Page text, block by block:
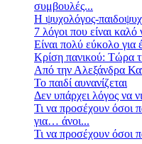
συμβουλές...
Η ψυχολόγος-
7 λόγοι που είναι
Είναι πολύ εύκολο για
Κρίση πανικού: Τώρα
Από την Αλεξάνδρα
Το παιδί αυνανίζεται
Δεν υπάρχει λόγος να
Τι να προσέχουν όσοι
για… άνοι...
Τι να προσέχουν όσοι